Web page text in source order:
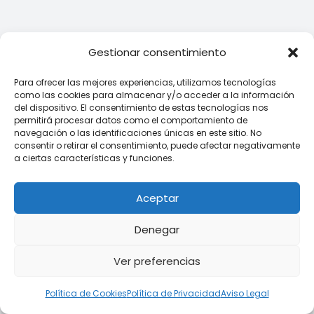
Gestionar consentimiento
Para ofrecer las mejores experiencias, utilizamos tecnologías
como las cookies para almacenar y/o acceder a la información
del dispositivo. El consentimiento de estas tecnologías nos
permitirá procesar datos como el comportamiento de
navegación o las identificaciones únicas en este sitio. No
consentir o retirar el consentimiento, puede afectar negativamente
a ciertas características y funciones.
Aceptar
Denegar
Ver preferencias
Política de CookiesPolítica de PrivacidadAviso Legal